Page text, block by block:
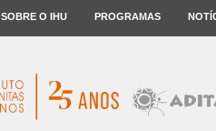
SOBRE O IHU PROGRAMAS